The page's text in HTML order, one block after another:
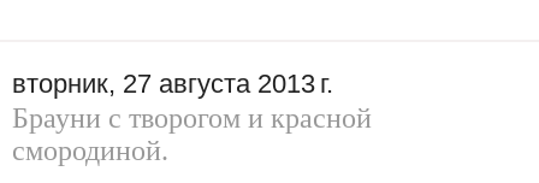
вторник, 27 августа 2013 г.
Брауни с творогом и красной
смородиной.